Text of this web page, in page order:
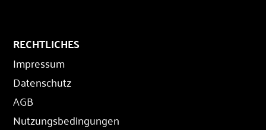
RECHTLICHES
Impressum
Datenschutz
AGB
Nutzungsbedingungen